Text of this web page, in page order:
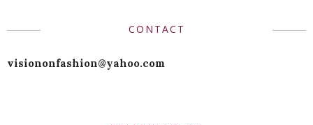
CONTACT
visiononfashion@yahoo.com